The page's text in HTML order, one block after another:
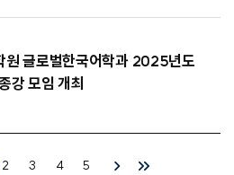
원 글로벌한국어학과 2025년도
강 모임 개최
2 3 4 5